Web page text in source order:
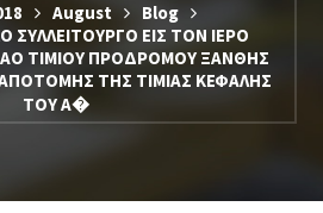
August
Blog
ΣΥΛΛΕΙΤΟΥΡΓΟ ΕΙΣ ΤΟΝ ΙΕΡΟ
ΤΙΜΙΟΥ ΠΡΟΔΡΟΜΟΥ ΞΑΝΘΗΣ
ΤΗΣ ΤΙΜΙΑΣ ΚΕΦΑΛΗΣ
ΤΟΥ Α�